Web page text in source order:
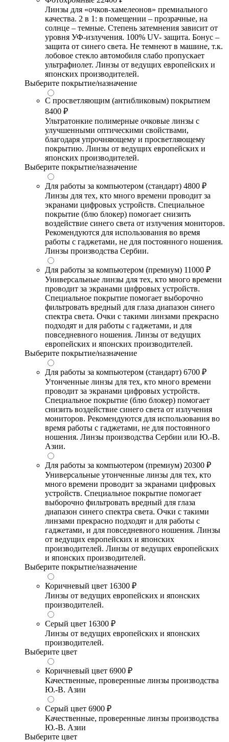
Линзы для «очков-хамелеонов» премиального
качества. 2 в 1: в помещении – прозрачные, на
солнце – темные. Степень затемнения зависит от
уровня УФ-излучения. 100% UV- защита. Бонус –
защита от синего света. Не темнеют в машине, т.к.
лобовое стекло автомобиля слабо пропускает
ультрафиолет. Линзы от ведущих европейских и
японских производителей.
Выберите покрытие/назначение
С просветляющим (антибликовым) покрытием
8400 ₽
Ультратонкие полимерные очковые линзы с
улучшенными оптическими свойствами,
благодаря упрочняющему и просветляющему
покрытию. Линзы от ведущих европейских и
японских производителей.
Выберите покрытие/назначение
Для работы за компьютером (стандарт) 4800 ₽
Линзы для тех, кто много времени проводит за
экранами цифровых устройств. Специальное
покрытие (блю блокер) помогает снизить
воздействие синего света от излучения мониторов.
Рекомендуются для использования во время
работы с гаджетами, не для постоянного ношения.
Линзы производства Сербии.
Для работы за компьютером (премиум) 11000 ₽
Универсальные линзы для тех, кто много времени
проводит за экранами цифровых устройств.
Специальное покрытие помогает выборочно
фильтровать вредный для глаза диапазон синего
спектра света. Очки с такими линзами прекрасно
подходят и для работы с гаджетами, и для
повседневного ношения. Линзы от ведущих
европейских и японских производителей.
Выберите покрытие/назначение
Для работы за компьютером (стандарт) 6700 ₽
Утонченные линзы для тех, кто много времени
проводит за экранами цифровых устройств.
Специальное покрытие (блю блокер) помогает
снизить воздействие синего света от излучения
мониторов. Рекомендуются для использования во
время работы с гаджетами, не для постоянного
ношения. Линзы производства Сербии или Ю.-В.
Азии.
Для работы за компьютером (премиум) 20300 ₽
Универсальные утонченные линзы для тех, кто
много времени проводит за экранами цифровых
устройств. Специальное покрытие помогает
выборочно фильтровать вредный для глаза
диапазон синего спектра света. Очки с такими
линзами прекрасно подходят и для работы с
гаджетами, и для повседневного ношения. Линзы
от ведущих европейских и японских
производителей. Линзы от ведущих европейских
и японских производителей.
Выберите покрытие/назначение
Коричневый цвет 16300 ₽
Линзы от ведущих европейских и японских
производителей.
Серый цвет 16300 ₽
Линзы от ведущих европейских и японских
производителей.
Выберите цвет
Коричневый цвет 6900 ₽
Качественные, проверенные линзы производства
Ю.-В. Азии
Серый цвет 6900 ₽
Качественные, проверенные линзы производства
Ю.-В. Азии
Выберите цвет